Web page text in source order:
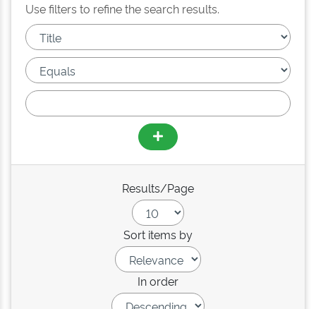
Use filters to refine the search results.
Results/Page
Sort items by
In order